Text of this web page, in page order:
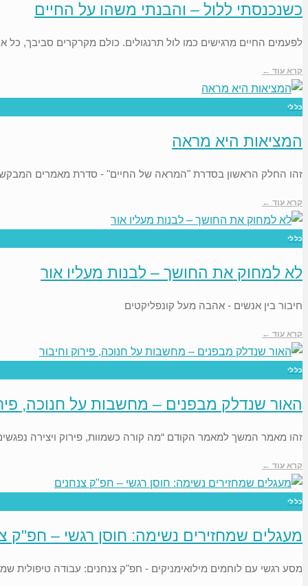
כשנכנסתי ללול – והבנתי משהו על החיים
לפעמים החיים מרגישים כמו לול תרנגולים. כולם מקרקרים סביבך,
קרא עוד ←
כללי
המציאות היא מראה
זהו החלק הראשון בסדרת "המראה של החיים" - סדרת מאמרים
קרא עוד ←
כללי
לא למחוק את החושך – לבנות מעליו אור
חיבור בין אנשים - אהבה מעל קונפליקטים
קרא עוד ←
כללי
האור שנדלק מבפנים – מחשבות על חנוכה,
זהו מאמר המשך למאמר הקודם “מה קורה כשמוות, פירוק ויצירה
קרא עוד ←
כללי
מעגלים שמחזירים נשימה: חוסן רגשי – חפ"ק
מסע רגשי עם לוחמים מילואימניקים - חפ"ק צנחנים: עבודה טיפולית